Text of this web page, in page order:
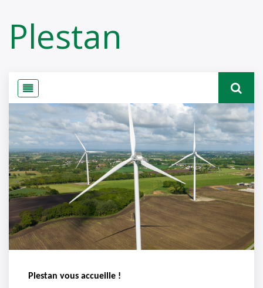
Plestan
Plestan vous accueille !